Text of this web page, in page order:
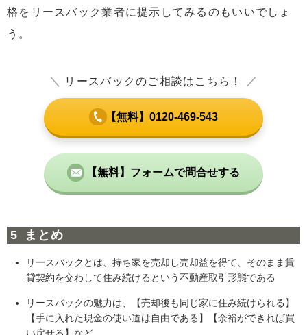
格をリースバック業者に提示してみるのもいいでしょ
う。
＼ リースバックのご相談はこちら！ ／
【無料】0120-469-543
【無料】フォームで問合せする
まとめ
リースバックとは、持ち家を売却し売却益を得て、そのまま賃
貸契約を交わして住み続けるという不動産取引形態である
リースバックの魅力は、【売却後も同じ家に住み続けられる】
【手に入れた現金の使い道は自由である】【余裕ができれば買
い戻せる】など